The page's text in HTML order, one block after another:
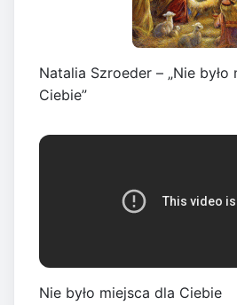
Natalia Szroeder – „Nie było
Ciebie”
Nie było miejsca dla Ciebie